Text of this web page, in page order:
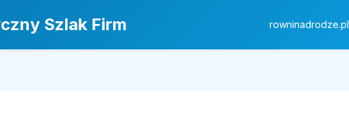
Szlak Firm rowninadrodze.pl